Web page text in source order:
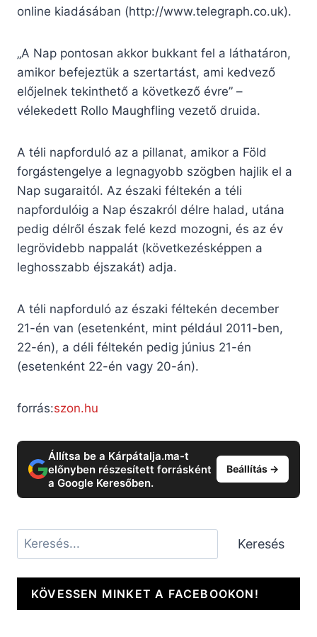
online kiadásában (http://www.telegraph.co.uk).
„A Nap pontosan akkor bukkant fel a láthatáron,
amikor befejeztük a szertartást, ami kedvező
előjelnek tekinthető a következő évre” –
vélekedett Rollo Maughfling vezető druida.
A téli napforduló az a pillanat, amikor a Föld
forgástengelye a legnagyobb szögben hajlik el a
Nap sugaraitól. Az északi féltekén a téli
napfordulóig a Nap északról délre halad, utána
pedig délről észak felé kezd mozogni, és az év
legrövidebb nappalát (következésképpen a
leghosszabb éjszakát) adja.
A téli napforduló az északi féltekén december
21-én van (esetenként, mint például 2011-ben,
22-én), a déli féltekén pedig június 21-én
(esetenként 22-én vagy 20-án).
forrás:szon.hu
Állítsa be a Kárpátalja.ma-t
előnyben részesített forrásként
a Google Keresőben.
Beállítás →
Keresés Keresés
KÖVESSEN MINKET A FACEBOOKON!